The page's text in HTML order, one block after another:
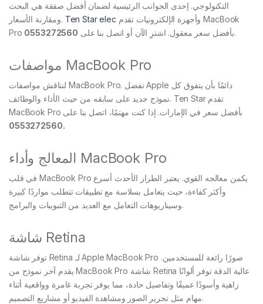
التكنولوجي. إحدى الجوانب الرئيسية لضمان أفضل صفقة هي البحث
ومقارنة الأسعار. Ten Star elec
Pro بأفضل سعر معقول. اشترِ الآن أو اتصل بنا على 0553272560 .
مواصفات MacBook Pro
لنناقش مواصفات MacBook Pro. تفضل Apple دائمًا بأن يتفوق كل
نموذج جديد على سابقه من حيث الأداء والوظائف. Ten Star تقدم
MacBook Pro بأفضل سعر في الإمارات. إذا كنت مهتمًا، اتصل بنا على
0553272560.
المعالج وأداء MacBook Pro
في قلب MacBook Pro يكمن معالجه القوي. يعتبر الطراز الأحدث أسرع
وأكثر كفاءة، حيث يتعامل بسلاسة مع تطبيقات تتطلب مواردًا كبيرة
وسيناريوهات التعامل مع العديد من التبويبات والبرامج.
شاشة Retina
توفر شاشة Retina لـ Apple MacBook Pro صورًا رائعة للمستخدمين.
يقدم آخر نموذج من MacBook Pro شاشة Retina عالية الدقة توفر ألوانًا
زاهية وأسودًا عميقًا وتفاصيل حادة، مما يوفر تجربة غامرة وواقعية أثناء
مهام مثل تحرير الصور ومشاهدة الفيديو أو مشاريع التصميم.